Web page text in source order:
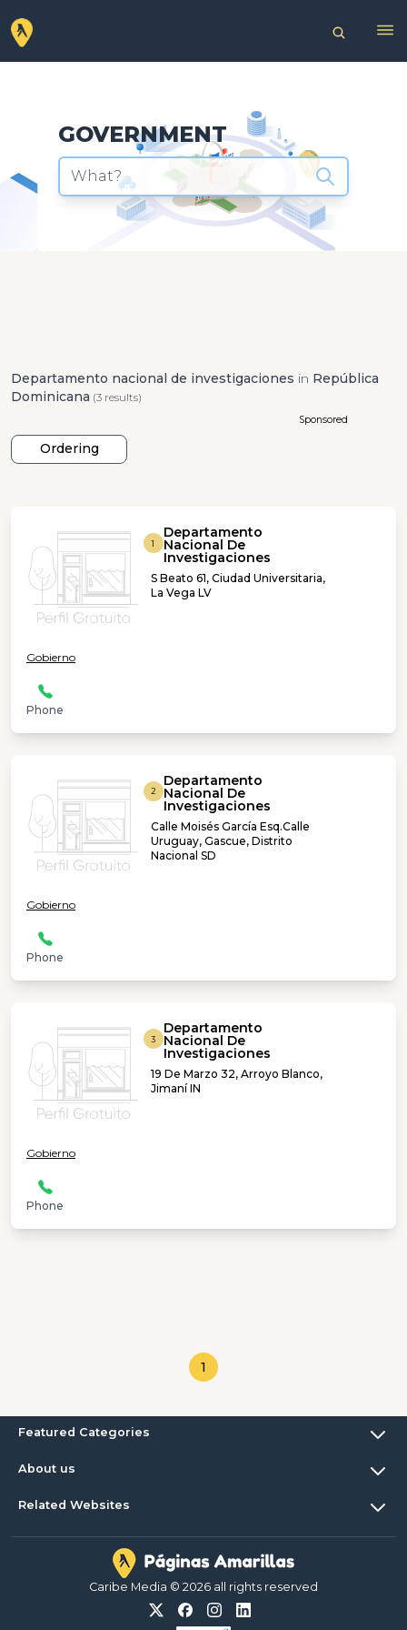
GOVERNMENT
What?
Departamento nacional de investigaciones in República
Dominicana (3 results)
Ordering
Sponsored
1
Departamento
Nacional De
Investigaciones
S Beato 61, Ciudad Universitaria,
La Vega LV
Gobierno
Phone
2
Departamento
Nacional De
Investigaciones
Calle Moisés García Esq.Calle
Uruguay, Gascue, Distrito
Nacional SD
Gobierno
Phone
3
Departamento
Nacional De
Investigaciones
19 De Marzo 32, Arroyo Blanco,
Jimaní IN
Gobierno
Phone
1
Featured Categories
About us
Related Websites
Caribe Media © 2026 all rights reserved